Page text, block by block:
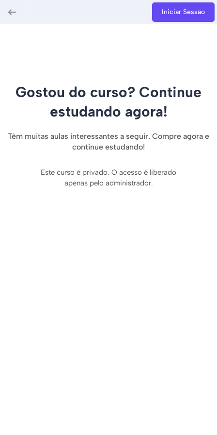
Iniciar Sessão
Gostou do curso? Continue
estudando agora!
Têm muitas aulas interessantes a seguir. Compre agora e
continue estudando!
Este curso é privado. O acesso é liberado
apenas pelo administrador.